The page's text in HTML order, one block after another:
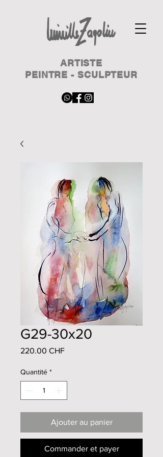
ARTISTE
PEINTRE - SCULPTEUR
G29-30x20
220.00 CHFPrix
Quantité *
Ajouter au panier
Commander et payer